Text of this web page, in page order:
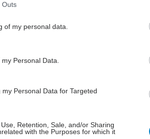
Outs
of my personal data.
Personal Data.
Personal Data for Targeted
Retention, Sale, and/or Sharing
with the Purposes for which it
στο επιστημονικό περιοδικό
από 3.200 ασθενείς με
με σημαντικά αυξημένο
λειτουργίας,
θνησιμότητας.
τιμές DKK3
συμβάντων, ενώ η